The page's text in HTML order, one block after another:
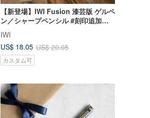
【新登場】IWI Fusion 漆芸版 ゲルペ
ン／シャープペンシル #刻印追加購
IWI
US$ 18.05 US$ 20.05
カスタム可